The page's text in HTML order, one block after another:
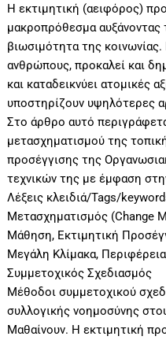
H εκτιμητική (αειφόρος)
μακροπρόθεσμα αυξάνοντας
βιωσιμότητα της
ανθρώπους, προκαλεί και
και καταδεικνύει ατομικές
υποστηρίζουν υψηλότερες
Στο άρθρο αυτό
μετασχηματισμού της
προσέγγισης της
τεχνικών της με έμφαση
Λέξεις κλειδιά/Tags/
Μετασχηματισμός (Change
Μάθηση, Εκτιμητική
Μεγάλη Κλίμακα,
Συμμετοχικός Σχεδιασμός
Μέθοδοι συμμετοχικού
συλλογικής νοημοσύνης
Μαθαίνουν. Η εκτιμητική